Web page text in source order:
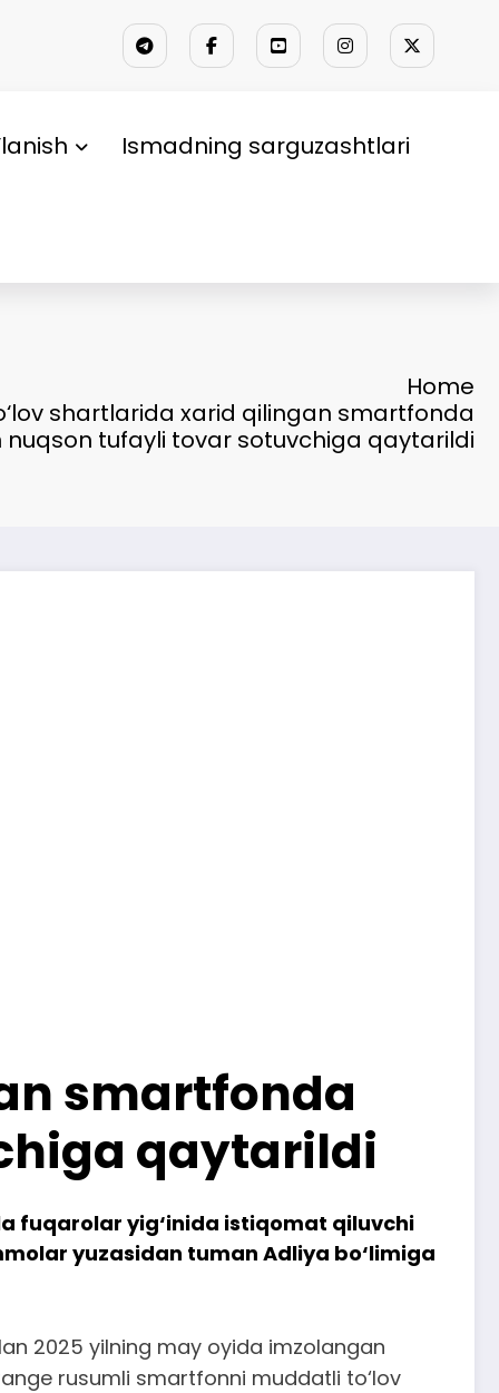
Ismadning sarguzashtlari
Home
shartlarida xarid qilingan smartfonda
tufayli tovar sotuvchiga qaytarildi
smartfonda
qaytarildi
fuqarolar yig‘inida istiqomat qiluvchi
yuzasidan tuman Adliya bo‘limiga
2025 yilning may oyida imzolangan
rusumli smartfonni muddatli to‘lov